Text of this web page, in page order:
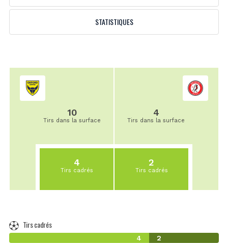
STATISTIQUES
10
Tirs dans la surface
4
Tirs cadrés
4
Tirs dans la surface
2
Tirs cadrés
Tirs cadrés
4 2